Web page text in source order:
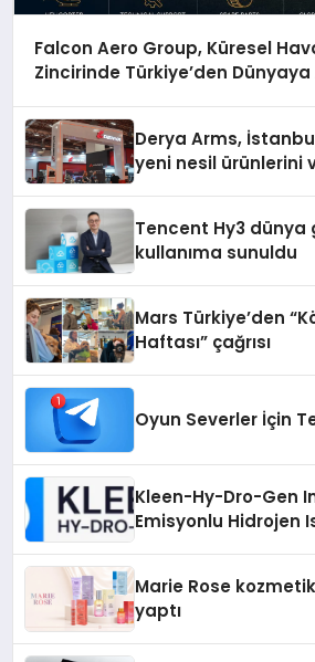
Falcon Aero Group, Küresel
Zincirinde Türkiye’den Dünyaya
Derya Arms,
yeni nesil ürünlerini
Tencent Hy3 dünya
kullanıma sunuldu
Mars Türkiye’den
Haftası” çağrısı
Oyun Severler İçin
Kleen-Hy-Dro-Gen
Emisyonlu Hidrojen
Marie Rose
yaptı